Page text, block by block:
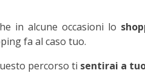
in alcune occasioni lo
fa al caso tuo.
percorso ti sentirai a